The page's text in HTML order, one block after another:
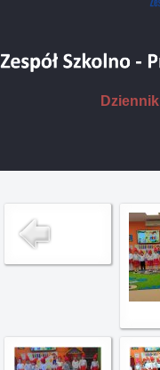
DziennikI